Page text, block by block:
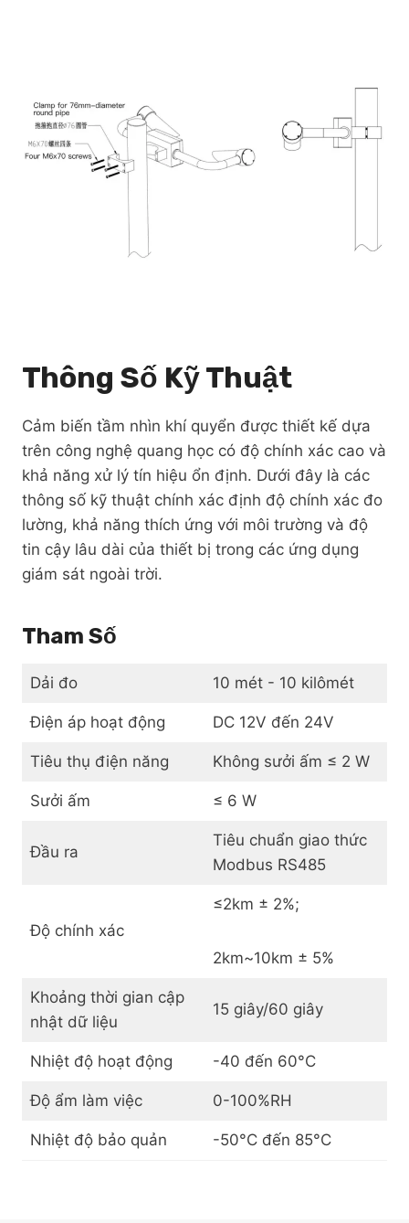
Thông Số Kỹ Thuật
Cảm biến tầm nhìn khí quyển được thiết kế dựa
trên công nghệ quang học có độ chính xác cao và
khả năng xử lý tín hiệu ổn định. Dưới đây là các
thông số kỹ thuật chính xác định độ chính xác đo
lường, khả năng thích ứng với môi trường và độ
tin cậy lâu dài của thiết bị trong các ứng dụng
giám sát ngoài trời.
Tham Số
Dải đo 10 mét - 10 kilômét
Điện áp hoạt động DC 12V đến 24V
Tiêu thụ điện năng Không sưởi ấm ≤ 2 W
Sưởi ấm ≤ 6 W
Đầu ra
Tiêu chuẩn giao thức
Modbus RS485
Độ chính xác
≤2km ± 2%;
2km~10km ± 5%
Khoảng thời gian cập
nhật dữ liệu
15 giây/60 giây
Nhiệt độ hoạt động -40 đến 60°C
Độ ẩm làm việc 0-100%RH
Nhiệt độ bảo quản -50°C đến 85°C